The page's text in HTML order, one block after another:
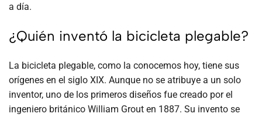
a día.
¿Quién inventó la bicicleta plegable?
La bicicleta plegable, como la conocemos hoy, tiene sus
orígenes en el siglo XIX. Aunque no se atribuye a un solo
inventor, uno de los primeros diseños fue creado por el
ingeniero británico William Grout en 1887. Su invento se